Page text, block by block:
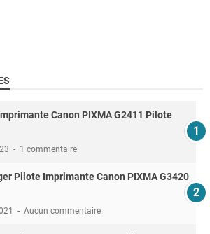
Canon PIXMA G2411 Pilote
1 commentaire
Pilote Imprimante Canon PIXMA G3420
Aucun commentaire